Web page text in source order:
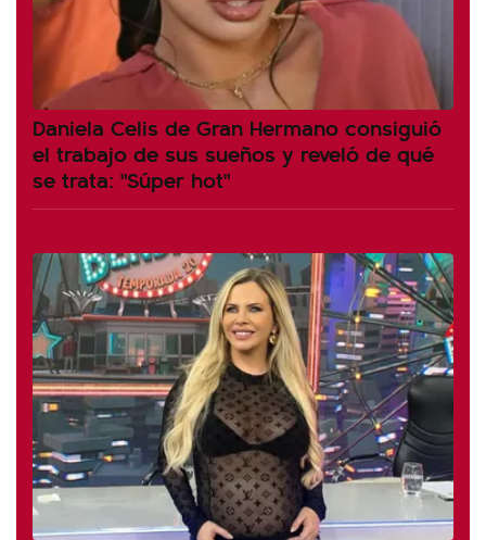
Daniela Celis de Gran Hermano consiguió
el trabajo de sus sueños y reveló de qué
se trata: "Súper hot"